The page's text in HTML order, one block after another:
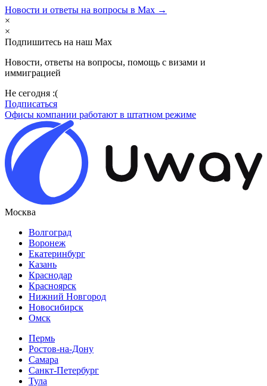
Новости и ответы на вопросы в Max →
×
×
Подпишитесь на наш Max
Новости, ответы на вопросы, помощь с визами и
иммиграцией
Не сегодня :(
Подписаться
Офисы компании работают в штатном режиме
Москва
Волгоград
Воронеж
Екатеринбург
Казань
Краснодар
Красноярск
Нижний Новгород
Новосибирск
Омск
Пермь
Ростов-на-Дону
Самара
Санкт-Петербург
Тула